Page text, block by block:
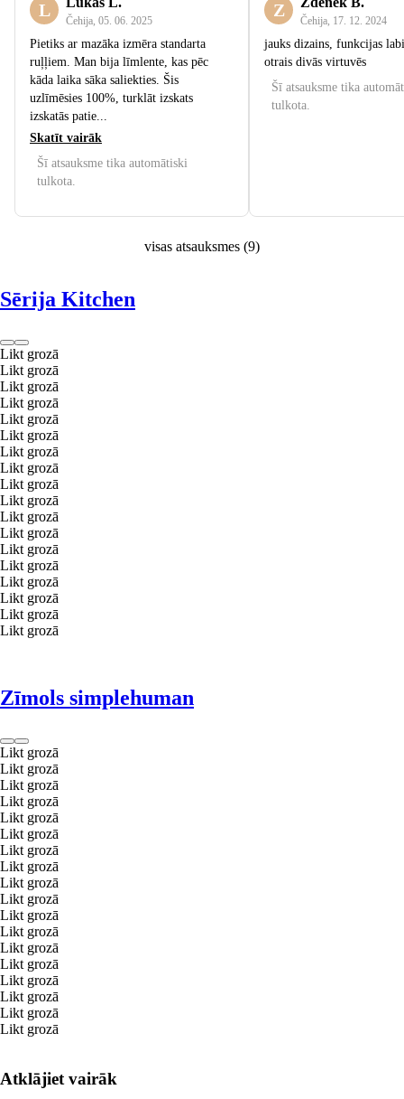
L
Čehija, 05. 06. 2025
Pietiks ar mazāka izmēra standarta
ruļļiem. Man bija līmlente, kas pēc
kāda laika sāka saliekties. Šis
uzlīmēsies 100%, turklāt izskats
izskatās patie...
Skatīt vairāk
Šī atsauksme tika automātiski
tulkota.
Z
Čehija, 17. 12. 2024
jauks dizains, funkcijas
otrais divās virtuvēs
Šī atsauksme tika
tulkota.
visas atsauksmes (9)
Sērija Kitchen
Likt grozā
Likt grozā
Likt grozā
Likt grozā
Likt grozā
Likt grozā
Likt grozā
Likt grozā
Likt grozā
Likt grozā
Likt grozā
Likt grozā
Likt grozā
Likt grozā
Likt grozā
Likt grozā
Likt grozā
Likt grozā
Zīmols simplehuman
Likt grozā
Likt grozā
Likt grozā
Likt grozā
Likt grozā
Likt grozā
Likt grozā
Likt grozā
Likt grozā
Likt grozā
Likt grozā
Likt grozā
Likt grozā
Likt grozā
Likt grozā
Likt grozā
Likt grozā
Likt grozā
Atklājiet vairāk